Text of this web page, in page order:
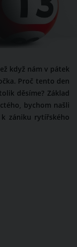
když nám v pátek
Proč tento den
děsíme? Základ
bychom našli
zániku rytířského